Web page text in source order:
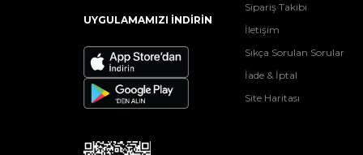
UYGULAMAMIZI İNDİRİN
Sipariş Takibi
İletişim
Sıkça Sorulan Sorular
İade & İptal
Site Haritası